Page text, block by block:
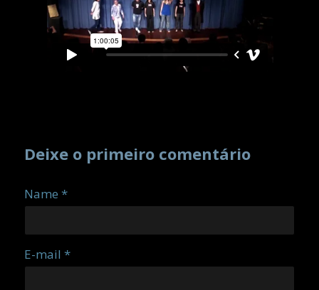
Deixe o primeiro comentário
Name *
E-mail *